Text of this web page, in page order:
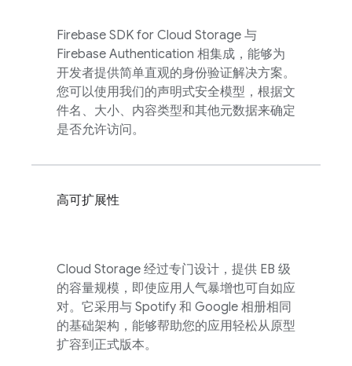
Firebase SDK for Cloud Storage 与
Firebase Authentication 相集成，能够为
开发者提供简单直观的身份验证解决方案。
您可以使用我们的声明式安全模型，根据文
件名、大小、内容类型和其他元数据来确定
是否允许访问。
高可扩展性
Cloud Storage 经过专门设计，提供 EB 级
的容量规模，即使应用人气暴增也可自如应
对。它采用与 Spotify 和 Google 相册相同
的基础架构，能够帮助您的应用轻松从原型
扩容到正式版本。